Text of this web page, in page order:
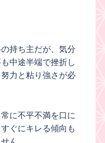
持ち主だが、気分
中途半端で挫折し
力と粘り強さが必
に不平不満を口に
ぐにキレる傾向も